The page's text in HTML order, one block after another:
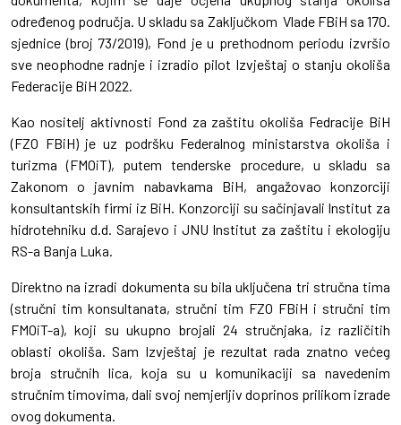
određenog područja. U skladu sa Zaključkom Vlade FBiH sa 170.
sjednice (broj 73/2019), Fond je u prethodnom periodu izvršio
sve neophodne radnje i izradio pilot Izvještaj o stanju okoliša
Federacije BiH 2022.
Kao nositelj aktivnosti Fond za zaštitu okoliša Fedracije BiH
(FZO FBiH) je uz podršku Federalnog ministarstva okoliša i
turizma (FMOiT), putem tenderske procedure, u skladu sa
Zakonom o javnim nabavkama BiH, angažovao konzorciji
konsultantskih firmi iz BiH. Konzorciji su sačinjavali Institut za
hidrotehniku d.d. Sarajevo i JNU Institut za zaštitu i ekologiju
RS-a Banja Luka.
Direktno na izradi dokumenta su bila uključena tri stručna tima
(stručni tim konsultanata, stručni tim FZO FBiH i stručni tim
FMOiT-a), koji su ukupno brojali 24 stručnjaka, iz različitih
oblasti okoliša. Sam Izvještaj je rezultat rada znatno većeg
broja stručnih lica, koja su u komunikaciji sa navedenim
stručnim timovima, dali svoj nemjerljiv doprinos prilikom izrade
ovog dokumenta.